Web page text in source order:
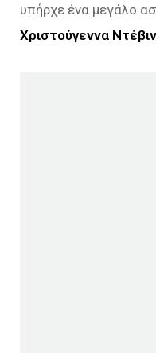
υπήρχε ένα μεγάλο
Χριστούγεννα